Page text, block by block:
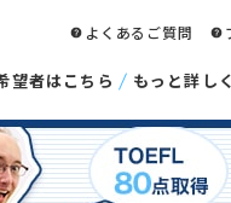
望者はこちら もっと詳しく
よくあるご質問